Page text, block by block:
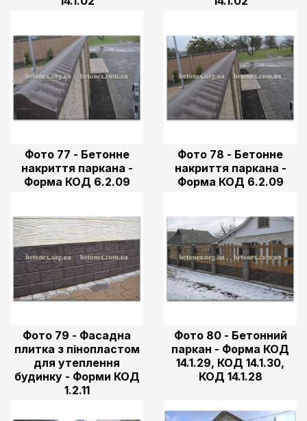
Фото 77 - Бетонне
накриття паркана -
Форма КОД 6.2.09
Фото 78 - Бетонне
накриття паркана -
Форма КОД 6.2.09
Фото 79 - Фасадна
плитка з пінопластом
для утеплення
будинку - Форми КОД
1.2.11
Фото 80 - Бетонний
паркан - Форма КОД
14.1.29, КОД 14.1.30,
КОД 14.1.28